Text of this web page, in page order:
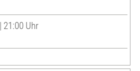
21:00 Uhr